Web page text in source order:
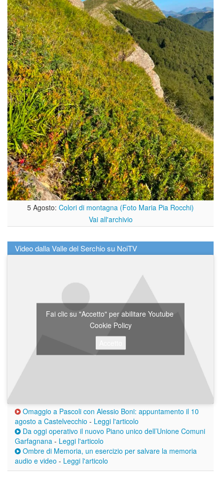
5 Agosto: Colori di montagna (Foto Maria Pia Rocchi)
Vai all'archivio
Video dalla Valle del Serchio su NoiTV
Fai clic su "Accetto" per abilitare Youtube
Cookie Policy
Omaggio a Pascoli con Alessio Boni: appuntamento il 10
agosto a Castelvecchio - Leggi l'articolo
Da oggi operativo il nuovo Piano unico dell’Unione Comuni
Garfagnana - Leggi l'articolo
Ombre di Memoria, un esercizio per salvare la memoria
audio e video - Leggi l'articolo